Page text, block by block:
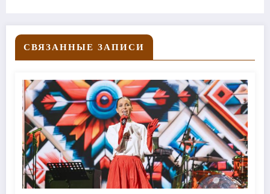
СВЯЗАННЫЕ ЗАПИСИ